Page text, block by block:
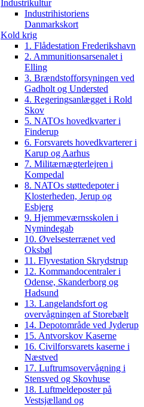
Industrikultur
Industrihistoriens
Danmarkskort
Kold krig
1. Flådestation Frederikshavn
2. Ammunitionsarsenalet i
Elling
3. Brændstofforsyningen ved
Gadholt og Understed
4. Regeringsanlægget i Rold
Skov
5. NATOs hovedkvarter i
Finderup
6. Forsvarets hovedkvarterer i
Karup og Aarhus
7. Militærnægterlejren i
Kompedal
8. NATOs støttedepoter i
Klosterheden, Jerup og
Esbjerg
9. Hjemmeværnsskolen i
Nymindegab
10. Øvelsesterrænet ved
Oksbøl
11. Flyvestation Skrydstrup
12. Kommandocentraler i
Odense, Skanderborg og
Hadsund
13. Langelandsfort og
overvågningen af Storebælt
14. Depotområde ved Jyderup
15. Antvorskov Kaserne
16. Civilforsvarets kaserne i
Næstved
17. Luftrumsovervågning i
Stensved og Skovhuse
18. Luftmeldeposter på
Vestsjælland og